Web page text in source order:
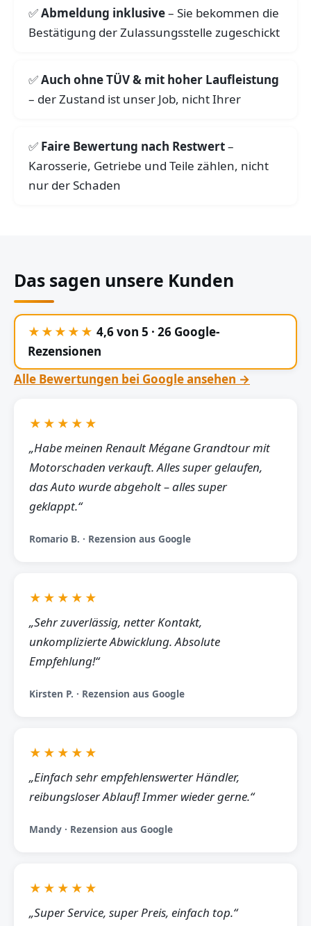
Abmeldung inklusive– Sie bekommen die
Bestätigung der Zulassungsstelle zugeschickt
Auch ohne TÜV & mit hoher Laufleistung
– der Zustand ist unser Job, nicht Ihrer
Faire Bewertung nach Restwert–
Karosserie, Getriebe und Teile zählen, nicht
nur der Schaden
Das sagen unsere Kunden
★★★★★ 4,6 von 5 · 26 Google-
Rezensionen
Alle Bewertungen bei Google ansehen →
★★★★★
„Habe meinen Renault Mégane Grandtour mit
Motorschaden verkauft. Alles super gelaufen,
das Auto wurde abgeholt – alles super
geklappt.“
Romario B. · Rezension aus Google
★★★★★
„Sehr zuverlässig, netter Kontakt,
unkomplizierte Abwicklung. Absolute
Empfehlung!“
Kirsten P. · Rezension aus Google
★★★★★
„Einfach sehr empfehlenswerter Händler,
reibungsloser Ablauf! Immer wieder gerne.“
Mandy · Rezension aus Google
★★★★★
„Super Service, super Preis, einfach top.“